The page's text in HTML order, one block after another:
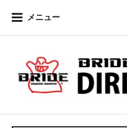
メニュー